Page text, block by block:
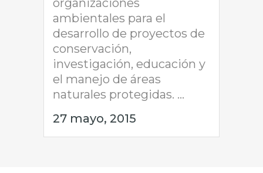
organizaciones
ambientales para el
desarrollo de proyectos de
conservación,
investigación, educación y
el manejo de áreas
naturales protegidas. ...
27 mayo, 2015